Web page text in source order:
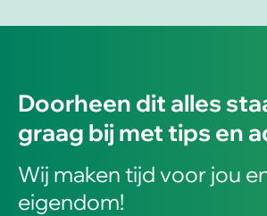
Doorheen dit alles
graag bij met tips en
Wij maken tijd voor jou
eigendom!